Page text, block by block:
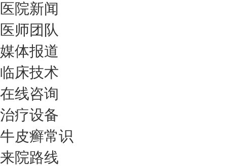
医院新闻
医师团队
媒体报道
临床技术
在线咨询
治疗设备
牛皮癣常识
来院路线